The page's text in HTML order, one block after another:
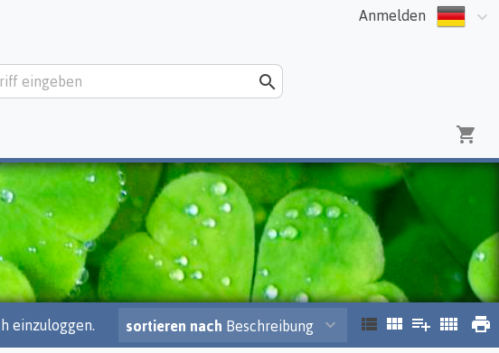
Anmelden
einzuloggen. sortieren nach Beschreibung